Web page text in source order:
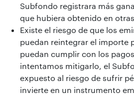
Subfondo registrara más
que hubiera obtenido en
Existe el riesgo de que los
puedan reintegrar el importe
puedan cumplir con los
intentamos mitigarlo, el
expuesto al riesgo de sufrir
invierte en un instrumento